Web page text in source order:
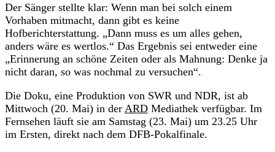
Der Sänger stellte klar: Wenn man bei solch einem
Vorhaben mitmacht, dann gibt es keine
Hofberichterstattung. „Dann muss es um alles gehen,
anders wäre es wertlos.“ Das Ergebnis sei entweder eine
„Erinnerung an schöne Zeiten oder als Mahnung: Denke ja
nicht daran, so was nochmal zu versuchen“.
Die Doku, eine Produktion von SWR und NDR, ist ab
Mittwoch (20. Mai) in der ARD Mediathek verfügbar. Im
Fernsehen läuft sie am Samstag (23. Mai) um 23.25 Uhr
im Ersten, direkt nach dem DFB-Pokalfinale.